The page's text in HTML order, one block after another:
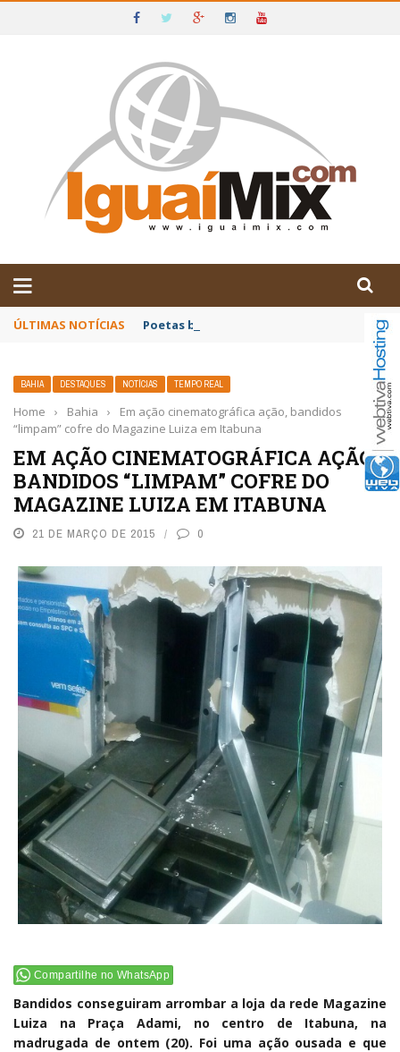
IGUAÍ E SUDOESTE DA BAHIA
ÚLTIMAS NOTÍCIAS Poetas baianos representam o Brasil no
BAHIA DESTAQUES NOTÍCIAS TEMPO REAL
Home › Bahia ›
Em ação cinematográfica ação, bandidos
“limpam” cofre do Magazine Luiza em Itabuna
EM AÇÃO CINEMATOGRÁFICA AÇÃO,
BANDIDOS “LIMPAM” COFRE DO
MAGAZINE LUIZA EM ITABUNA
21 DE MARÇO DE 2015 0
Compartilhe no WhatsApp
Bandidos conseguiram arrombar a loja da rede Magazine
Luiza na Praça Adami, no centro de Itabuna, na
madrugada de ontem (20). Foi uma ação ousada e que